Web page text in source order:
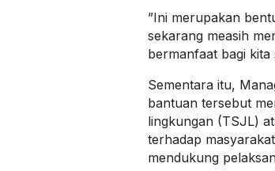
”Ini merupakan
sekarang measih
bermanfaat bagi kita
Sementara itu,
bantuan tersebut
lingkungan (TSJL)
terhadap
mendukung